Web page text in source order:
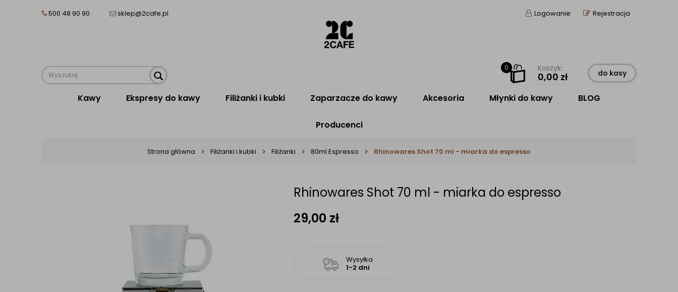
500 48 90 90 sklep@2cafe.pl Logowanie Rejestracja
0 Koszyk:
0,00 zł do kasy
Kawy Ekspresy do kawy Filiżanki i kubki Zaparzacze do kawy Akcesoria Młynki do kawy BLOG
Producenci
Strona główna Filiżanki i kubki Filiżanki 80ml Espresso Rhinowares Shot 70 ml - miarka do espresso
Rhinowares Shot 70 ml - miarka do espresso
29,00 zł
Wysyłka
1-2 dni